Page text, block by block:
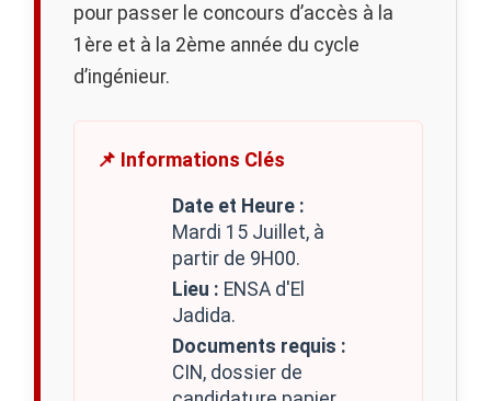
pour passer le concours d’accès à la
1ère et à la 2ème année du cycle
d’ingénieur.
📌 Informations Clés
Date et Heure :
Mardi 15 Juillet, à
partir de 9H00.
Lieu : ENSA d'El
Jadida.
Documents requis :
CIN, dossier de